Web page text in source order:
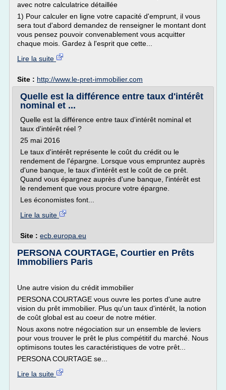
avec notre calculatrice détaillée
1) Pour calculer en ligne votre capacité d'emprunt, il vous
sera tout d'abord demandez de renseigner le montant dont
vous pensez pouvoir convenablement vous acquitter
chaque mois. Gardez à l'esprit que cette...
Lire la suite
Site : http://www.le-pret-immobilier.com
Quelle est la différence entre taux d'intérêt
nominal et ...
Quelle est la différence entre taux d'intérêt nominal et
taux d'intérêt réel ?
25 mai 2016
Le taux d'intérêt représente le coût du crédit ou le
rendement de l'épargne. Lorsque vous empruntez auprès
d'une banque, le taux d'intérêt est le coût de ce prêt.
Quand vous épargnez auprès d'une banque, l'intérêt est
le rendement que vous procure votre épargne.
Les économistes font...
Lire la suite
Site : ecb.europa.eu
PERSONA COURTAGE, Courtier en Prêts
Immobiliers Paris
Une autre vision du crédit immobilier
PERSONA COURTAGE vous ouvre les portes d'une autre
vision du prêt immobilier. Plus qu'un taux d'intérêt, la notion
de coût global est au coeur de notre métier.
Nous axons notre négociation sur un ensemble de leviers
pour vous trouver le prêt le plus compétitif du marché. Nous
optimisons toutes les caractéristiques de votre prêt...
PERSONA COURTAGE se...
Lire la suite